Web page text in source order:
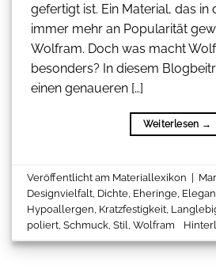
gefertigt ist. Ein Material, das in
immer mehr an Popularität
Wolfram. Doch was macht
besonders? In diesem
einen genaueren […]
Weiterlesen →
Veröffentlicht am Materiallexikon
Designvielfalt Dichte Eheringe
Hypoallergen Kratzfestigkeit
poliert ,Schmuck ,Stil ,Wolfram